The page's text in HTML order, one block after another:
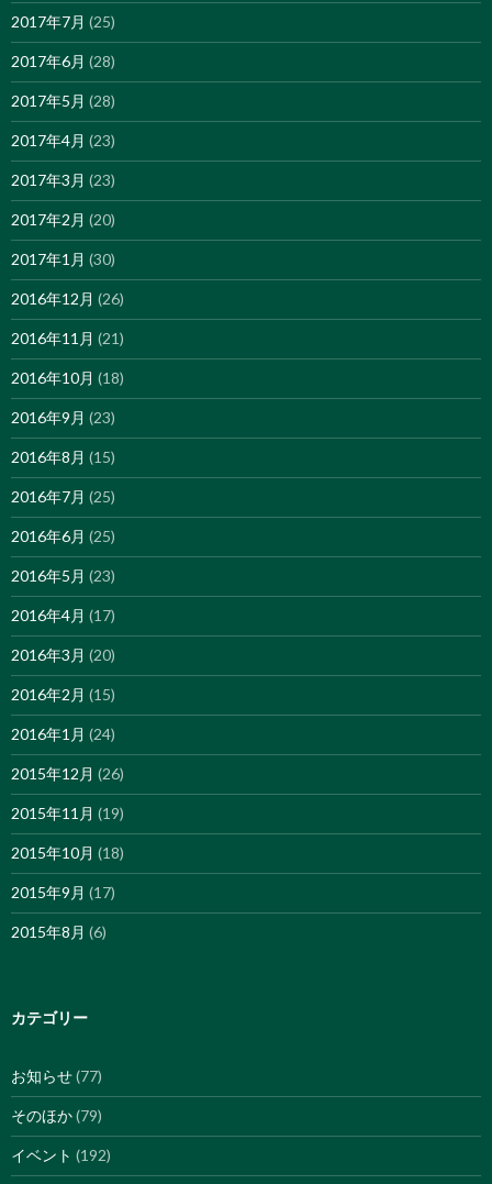
2017年7月 (25)
2017年6月 (28)
2017年5月 (28)
2017年4月 (23)
2017年3月 (23)
2017年2月 (20)
2017年1月 (30)
2016年12月 (26)
2016年11月 (21)
2016年10月 (18)
2016年9月 (23)
2016年8月 (15)
2016年7月 (25)
2016年6月 (25)
2016年5月 (23)
2016年4月 (17)
2016年3月 (20)
2016年2月 (15)
2016年1月 (24)
2015年12月 (26)
2015年11月 (19)
2015年10月 (18)
2015年9月 (17)
2015年8月 (6)
カテゴリー
お知らせ(77)
そのほか(79)
イベント (192)